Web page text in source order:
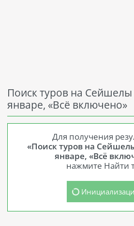
Поиск туров на
январе, «Всё включено»
Для получения
«Поиск туров на
январе, «Всё
нажмите Найти